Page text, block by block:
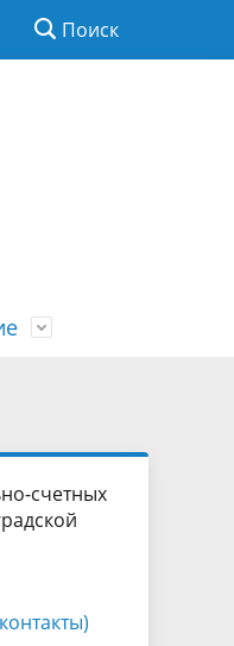
Поиск
совет
счетных